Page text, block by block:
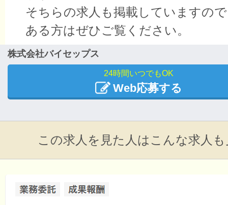
そちらの求人も掲載していますの
ある方はぜひご覧ください。
株式会社バイセップス
24時間いつでもOK
Web応募する
この求人を見た人はこんな求人